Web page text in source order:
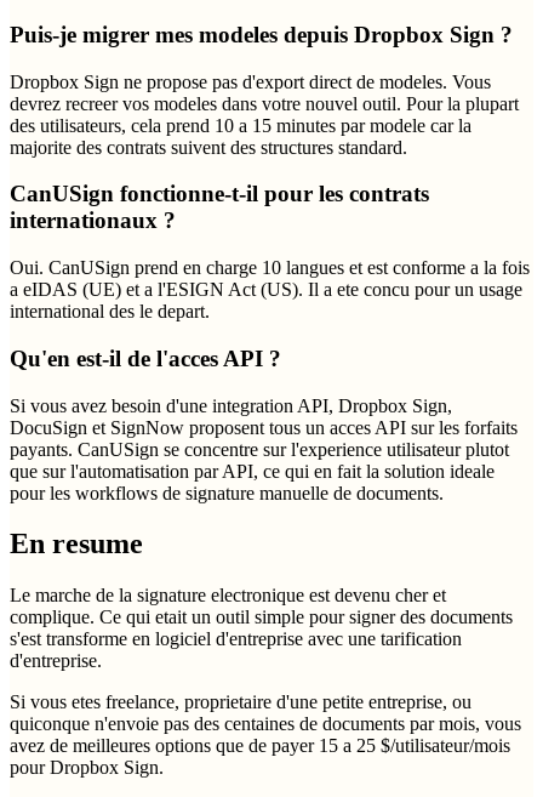
Puis-je migrer mes modeles depuis Dropbox Sign ?
Dropbox Sign ne propose pas d'export direct de modeles. Vous
devrez recreer vos modeles dans votre nouvel outil. Pour la plupart
des utilisateurs, cela prend 10 a 15 minutes par modele car la
majorite des contrats suivent des structures standard.
CanUSign fonctionne-t-il pour les contrats
internationaux ?
Oui. CanUSign prend en charge 10 langues et est conforme a la fois
a eIDAS (UE) et a l'ESIGN Act (US). Il a ete concu pour un usage
international des le depart.
Qu'en est-il de l'acces API ?
Si vous avez besoin d'une integration API, Dropbox Sign,
DocuSign et SignNow proposent tous un acces API sur les forfaits
payants. CanUSign se concentre sur l'experience utilisateur plutot
que sur l'automatisation par API, ce qui en fait la solution ideale
pour les workflows de signature manuelle de documents.
En resume
Le marche de la signature electronique est devenu cher et
complique. Ce qui etait un outil simple pour signer des documents
s'est transforme en logiciel d'entreprise avec une tarification
d'entreprise.
Si vous etes freelance, proprietaire d'une petite entreprise, ou
quiconque n'envoie pas des centaines de documents par mois, vous
avez de meilleures options que de payer 15 a 25 $/utilisateur/mois
pour Dropbox Sign.